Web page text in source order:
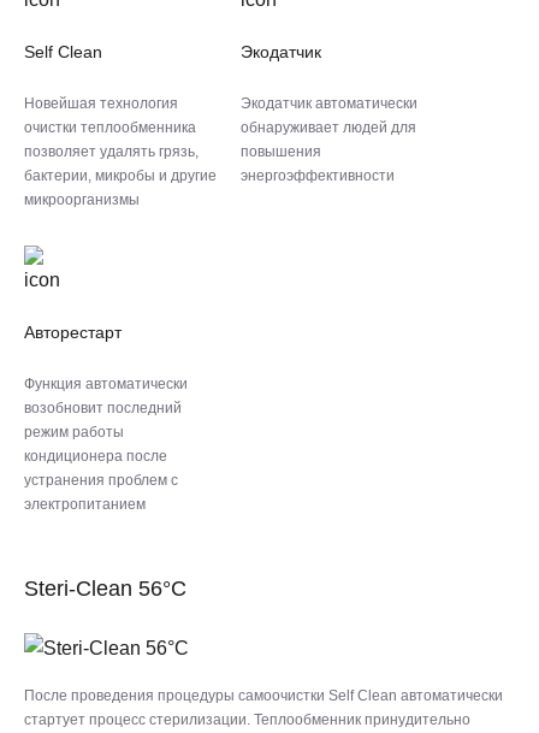
Self Clean
Новейшая технология
очистки теплообменника
позволяет удалять грязь,
бактерии, микробы и другие
микроорганизмы
Экодатчик
Экодатчик автоматически
обнаруживает людей для
повышения
энергоэффективности
Авторестарт
Функция автоматически
возобновит последний
режим работы
кондиционера после
устранения проблем с
электропитанием
Steri-Clean 56°C
После проведения процедуры самоочистки Self Clean автоматически
стартует процесс стерилизации. Теплообменник принудительно